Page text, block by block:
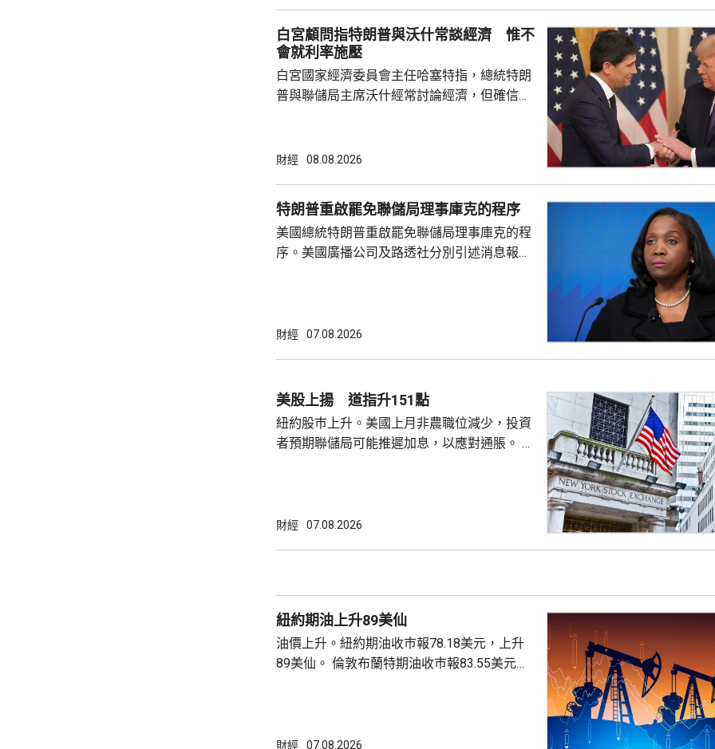
總部或公司，並在香港作籌融資，相信對香港
整體經濟有幫助，他下周出訪馬來...
白宮顧問指特朗普與沃什常談經濟 惟不
會就利率施壓
白宮國家經濟委員會主任哈塞特指，總統特朗
普與聯儲局主席沃什經常討論經濟，但確信特
什和特朗普長期以來關係非常密切，一直會討
見，令外界質疑特朗普可能試圖影響聯儲局決
策。不過日程顯示，沃什6月沒與特朗普通話
或會談，只是與財長貝森特進行三次早餐
財經 08.08.2026
特朗普重啟罷免聯儲局理事庫克的程序
美國總統特朗普重啟罷免聯儲局理事庫克的程
序。美國廣播公司及路透社分別引述消息報
事的誠信產生質疑，因此特朗普正考慮撒銷她
何正當理由可以解除庫克的職務。 特朗普去年
8月底亦曾以欺詐抵押貸款為由，解除庫...
財經 07.08.2026
美股上揚 道指升151點
紐約股巿上升。美國上月非農職位減少，投資
者預期聯儲局可能推遲加息，以應對通脹。 道
上升47點。 總計整個星期，納指上升5.2%。
財經 07.08.2026
紐約期油上升89美仙
油價上升。紐約期油收巿報78.18美元，上升
89美仙。 倫敦布蘭特期油收巿報83.55美元，
財經 07.08.2026